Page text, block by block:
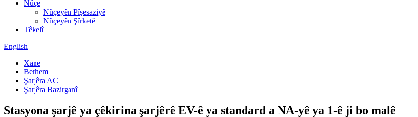
Nûçe
Nûçeyên Pîşesaziyê
Nûçeyên Şîrketê
Têkelî
English
Xane
Berhem
Şarjêra AC
Şarjêra Bazirganî
Stasyona şarjê ya çêkirina şarjêrê EV-ê ya standard a NA-yê ya 1-ê ji bo malê